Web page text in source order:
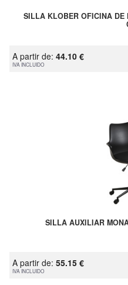
SILLA KLOBER OFICINA DE
A partir de: 44.10 €
IVA INCLUIDO
SILLA AUXILIAR
A partir de: 55.15 €
IVA INCLUIDO